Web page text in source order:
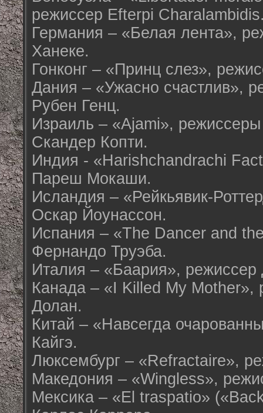
режиссер Efterpi
Германия – «Белая лента»,
Ханеке.
Гонконг – «Принц слез»,
Дания – «Ужасно счастлив»,
Рубен Генц.
Израиль – «Ajami»,
Скандер Копти.
Индия - «Harishchandrachi
Пареш Мокаши.
Исландия – «Рейкьявик-
Оскар Йоунассон.
Испания – «The Dancer and
Фернандо Труэба.
Италия – «Баария», режиссер
Канада – «I Killed My Mother»,
Долан.
Китай – «Навсегда
Кайгэ.
Люксембург – «Refractaire»,
Македония – «Wingless»,
Мексика – «El traspatio»